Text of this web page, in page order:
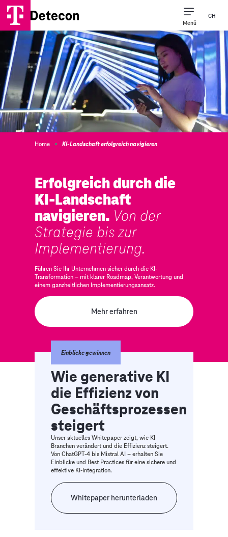
Menü
CH
Home KI-Landschaft erfolgreich navigieren
Erfolgreich durch die
KI-Landschaft
navigieren. Von der
Strategie bis zur
Implementierung.
Führen Sie Ihr Unternehmen sicher durch die KI-
Transformation – mit klarer Roadmap, Verantwortung und
einem ganzheitlichen Implementierungsansatz.
Mehr erfahren
Einblicke gewinnen
Wie generative KI
die Effizienz von
Geschäftsprozessen
steigert
Unser aktuelles Whitepaper zeigt, wie KI
Branchen verändert und die Effizienz steigert.
Von ChatGPT-4 bis Mistral AI – erhalten Sie
Einblicke und Best Practices für eine sichere und
effektive KI-Integration.
Whitepaper herunterladen